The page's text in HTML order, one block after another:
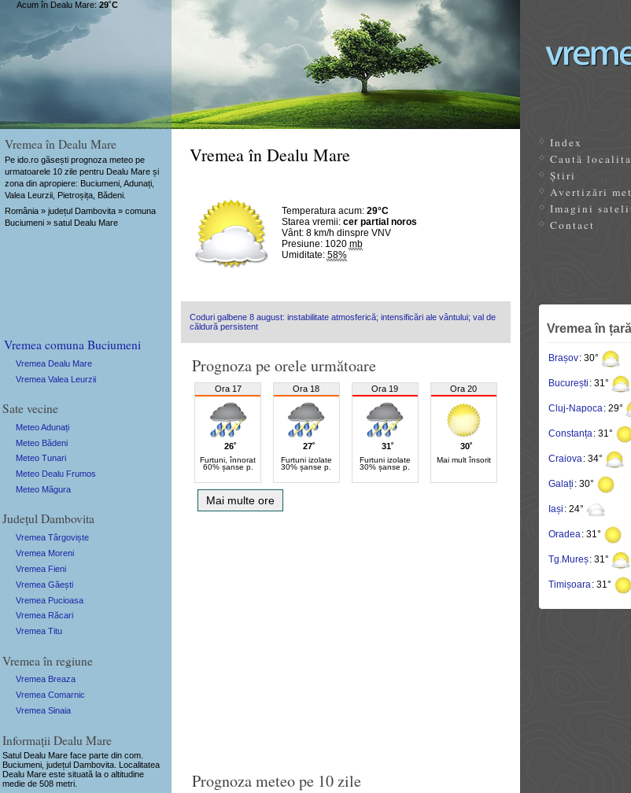
Vremea în Dealu Mare
Pe ido.ro găsești prognoza meteo pe
urmatoarele 10 zile pentru Dealu Mare și
zona din apropiere: Buciumeni, Adunați,
Valea Leurzii, Pietroșița, Bădeni.
România » județul Dambovita » comuna
Buciumeni » satul Dealu Mare
Vremea în Dealu Mare
Temperatura acum: 29°C
Starea vremii: cer partial noros
Vânt: 8 km/h dinspre VNV
Presiune: 1020 mb
Umiditate: 58%
Acum în Dealu Mare:29˚C
Coduri galbene 8 august: instabilitate atmosferică; intensificări ale vântului; val de
căldură persistent
Prognoza pe orele următoare
Ora 17
26˚
Furtuni, înnorat
60% șanse p.
Ora 18
27˚
Furtuni izolate
30% șanse p.
Ora 19
31˚
Furtuni izolate
30% șanse p.
Ora 20
30˚
Mai mult însorit
Mai multe ore
Prognoza meteo pe 10 zile
Index
Caută
Știri
Avertizări
Imagini
Contact
Vremea în
Brașov: 30°
București : 31°
Cluj-Napoca: 29°
Constanța: 31°
Craiova: 34°
Galați : 30°
Iași : 24°
Oradea: 31°
Tg.Mureș: 31°
Timișoara: 31°
Vremea comuna Buciumeni
Vremea Dealu Mare
Vremea Valea Leurzii
Sate vecine
Meteo Adunați
Meteo Bădeni
Meteo Tunari
Meteo Dealu Frumos
Meteo Măgura
Județul Dambovita
Vremea Târgoviște
Vremea Moreni
Vremea Fieni
Vremea Găești
Vremea Pucioasa
Vremea Răcari
Vremea Titu
Vremea în regiune
Vremea Breaza
Vremea Comarnic
Vremea Sinaia
Informații Dealu Mare
Satul Dealu Mare face parte din com.
Buciumeni, județul Dambovita. Localitatea
Dealu Mare este situată la o altitudine
medie de 508 metri.